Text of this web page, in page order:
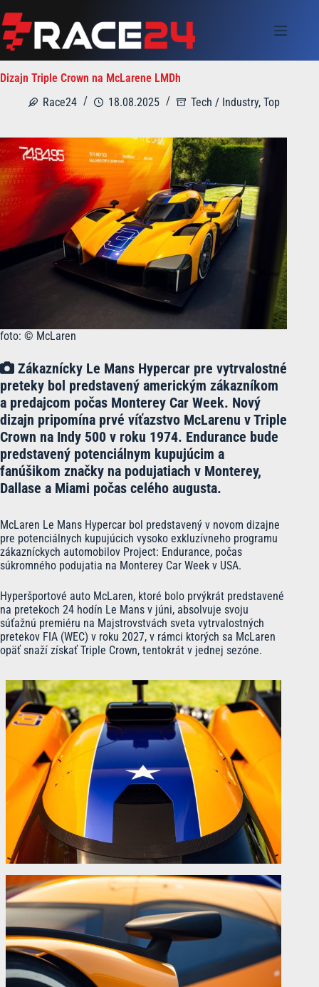
to
content
Dizajn Triple Crown na McLarene LMDh
Race24
18.08.2025 Tech / Industry, Top
foto: © McLaren
Zákaznícky Le Mans Hypercar pre vytrvalostné
preteky bol predstavený americkým zákazníkom
a predajcom počas Monterey Car Week. Nový
dizajn pripomína prvé víťazstvo McLarenu v Triple
Crown na Indy 500 v roku 1974. Endurance bude
predstavený potenciálnym kupujúcim a
fanúšikom značky na podujatiach v Monterey,
Dallase a Miami počas celého augusta.
McLaren Le Mans Hypercar bol predstavený v novom dizajne
pre potenciálnych kupujúcich vysoko exkluzívneho programu
zákazníckych automobilov Project: Endurance, počas
súkromného podujatia na Monterey Car Week v USA.
Hyperšportové auto McLaren, ktoré bolo prvýkrát predstavené
na pretekoch 24 hodín Le Mans v júni, absolvuje svoju
súťažnú premiéru na Majstrovstvách sveta vytrvalostných
pretekov FIA (WEC) v roku 2027, v rámci ktorých sa McLaren
opäť snaží získať Triple Crown, tentokrát v jednej sezóne.